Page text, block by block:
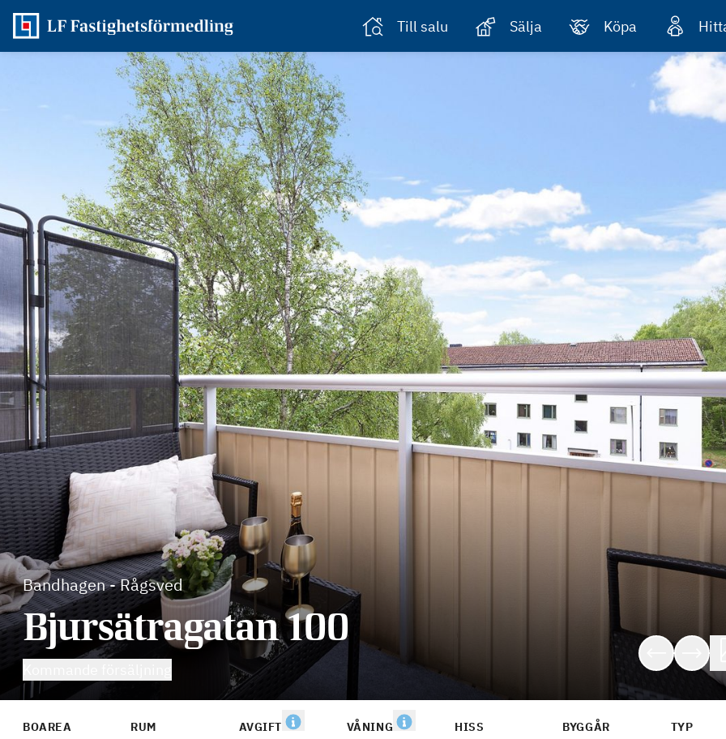
Till salu Sälja Köpa
Bandhagen-Rågsved
Bjursätragatan 100
BOAREA
RUM
AVGIFT
VÅNING
HISS
BYGGÅR
TYP